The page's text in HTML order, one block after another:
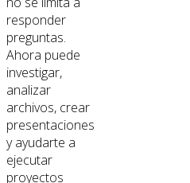
responder
preguntas.
Ahora puede
investigar,
analizar
archivos, crear
presentaciones
y ayudarte a
ejecutar
proyectos